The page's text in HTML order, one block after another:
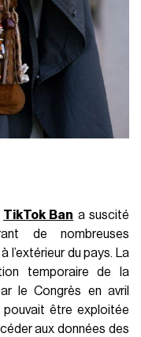
TikTok Ban a suscité
de nombreuses
l’extérieur du pays. La
temporaire de la
le Congrès en avril
être exploitée
aux données des